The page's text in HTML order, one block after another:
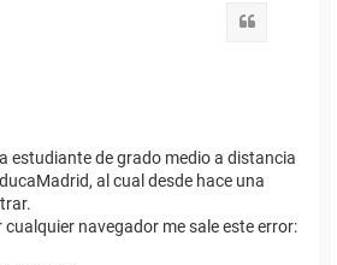
estudiante de grado medio a distancia
al cual desde hace una
navegador me sale este error: